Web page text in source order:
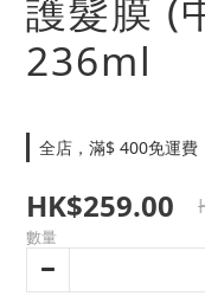
護髮膜 (
236ml
全店，滿$ 400免運費
HK$259.00
數量